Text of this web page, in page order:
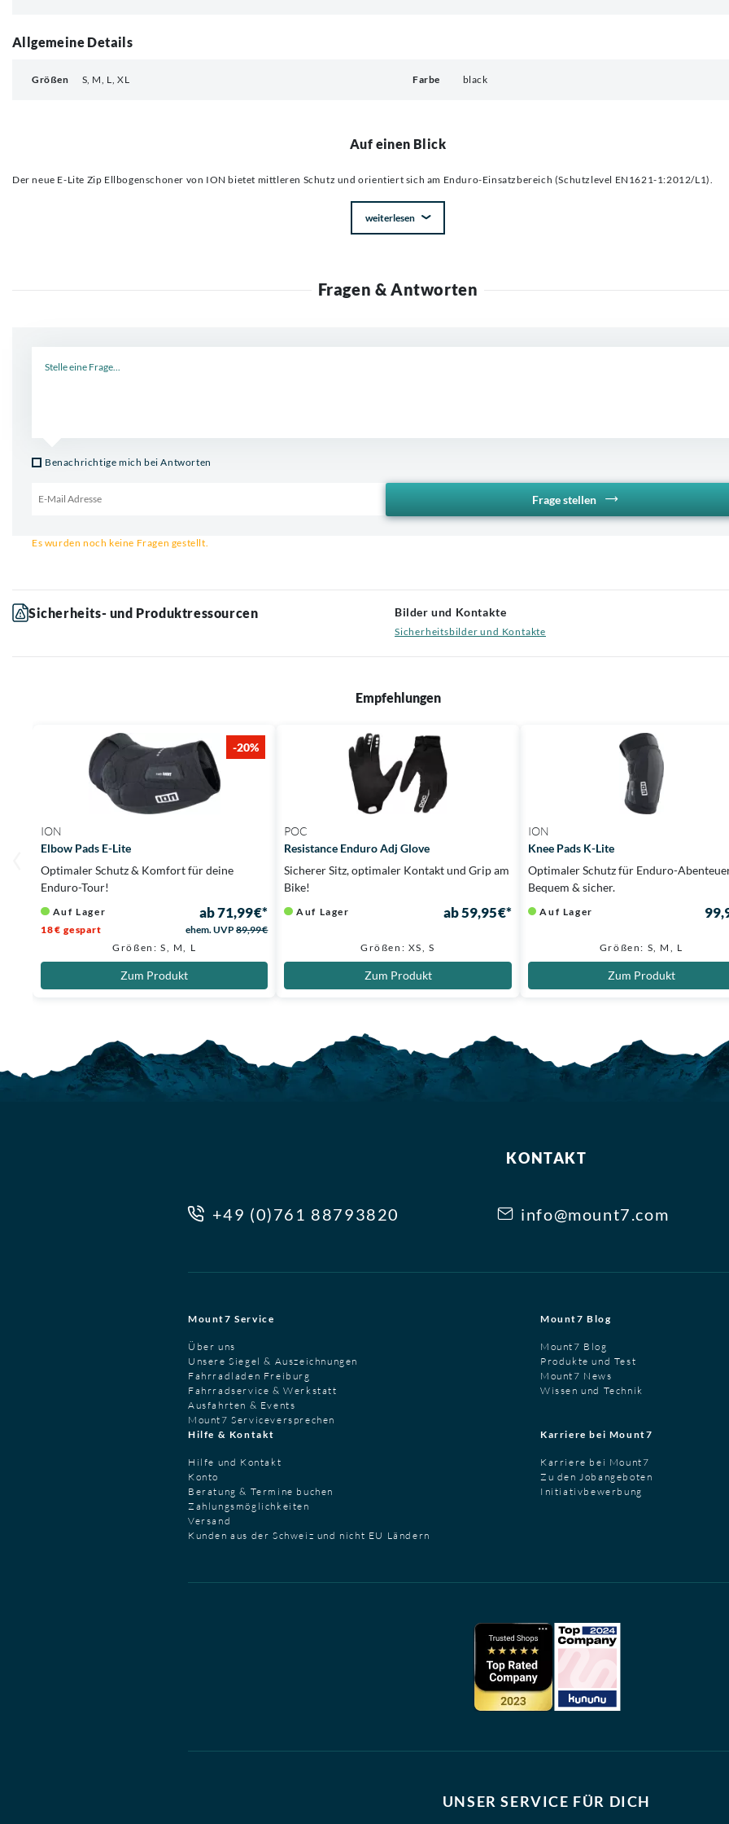
Allgemeine Details
Größen S, M, L, XL Farbe black
Auf einen Blick
Der neue E-Lite Zip Ellbogenschoner von ION bietet mittleren Schutz und orientiert sich am Enduro-Einsatzbereich (Schutzlevel EN1621-1:2012/L1).
weiterlesen
Fragen & Antworten
Benachrichtige mich bei Antworten
Frage stellen
Es wurden noch keine Fragen gestellt.
Sicherheits- und Produktressourcen Bilder und Kontakte
Sicherheitsbilder und Kontakte
Empfehlungen
-20%
ION
Elbow Pads E-Lite
Optimaler Schutz & Komfort für deine
Enduro-Tour!
Auf Lager ab 71,99 €*
18 € gespart ehem. UVP89,99 €
Größen: S, M, L
Zum Produkt
POC
Resistance Enduro Adj Glove
Sicherer Sitz, optimaler Kontakt und Grip am
Bike!
Auf Lager ab 59,95 €*
Größen: XS, S
Zum Produkt
ION
Knee Pads K-Lite
Optimaler Schutz für Enduro-
Bequem & sicher.
Auf Lager
Größen: S, M, L
Zum Produkt
KONTAKT
+49 (0)761 88793820 info@mount7.com
Mount7 Service
Über uns
Unsere Siegel & Auszeichnungen
Fahrradladen Freiburg
Fahrradservice & Werkstatt
Ausfahrten & Events
Mount7 Serviceversprechen
Mount7 Blog
Mount7 Blog
Produkte und Test
Mount7 News
Wissen und Technik
Hilfe & Kontakt
Hilfe und Kontakt
Konto
Beratung & Termine buchen
Zahlungsmöglichkeiten
Versand
Kunden aus der Schweiz und nicht EU Ländern
Karriere bei Mount7
Karriere bei Mount7
Zu den Jobangeboten
Initiativbewerbung
UNSER SERVICE FÜR DICH